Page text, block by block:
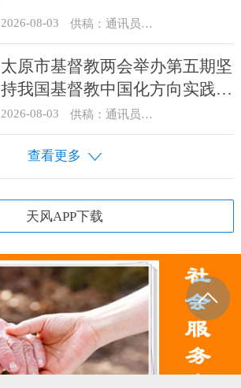
2026-08-03 供稿：通讯员 景健美
太原市基督教两会举办第五期坚
持我国基督教中国化方向实践能
力专题培训
2026-08-03 供稿：通讯员 王建春 摄影：史爱梅
查看更多
天风APP下载